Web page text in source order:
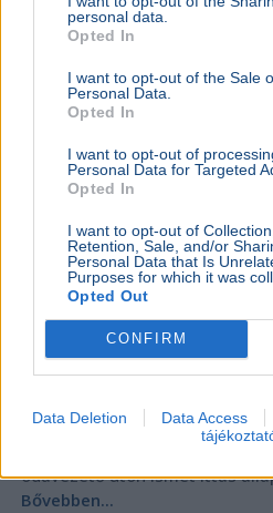
personal data.
Opted In
I want to opt-out of the Sale
Personal Data.
Opted In
I want to opt-out of
Personal Data for Targeted
Opted In
I want to opt-out of
Retention, Sale, and/or
Personal Data that Is
Purposes for which it was
Opted Out
CONFIRM
Data Deletion Data Access
Ittas vezetés miatt
Egy férfit korábbi ittas
kihallgatásra Gödöllőre, ám a
odavezető úton ismét ittas
Bővebben...